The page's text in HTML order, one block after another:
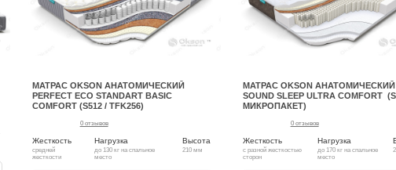
МАТРАС OKSON АНАТОМИЧЕСКИЙ
PERFECT ECO STANDART BASIC
COMFORT (S512 / TFK256)
0 отзывов
Жесткость
средней
жесткости
Нагрузка
до 130 кг на спальное
место
Высота
210 мм
МАТРАС OKSON АНАТОМИЧЕСКИЙ
SOUND SLEEP ULTRA COMFORT
МИКРОПАКЕТ)
0 отзывов
Жесткость
с разной жесткостью
сторон
Нагрузка
до 170 кг на спальное
место